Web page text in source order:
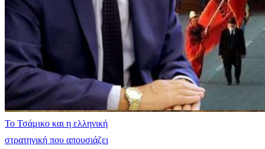
​Το Τσάμικο και η ελληνική
στρατηγική που απουσιάζει